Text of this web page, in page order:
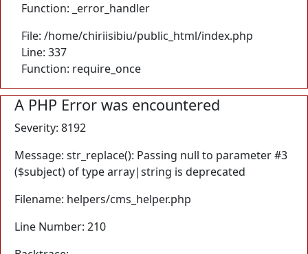
Function: _error_handler
File: /home/chiriisibiu/public_html/index.php
Line: 337
Function: require_once
A PHP Error was encountered
Severity: 8192
Message: str_replace(): Passing null to parameter #3
($subject) of type array|string is deprecated
Filename: helpers/cms_helper.php
Line Number: 210